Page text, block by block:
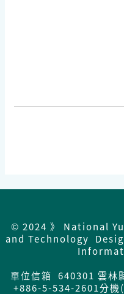
© 2024 》 National
and Technology
單位信箱 640301 雲林
+886-5-534-2601分